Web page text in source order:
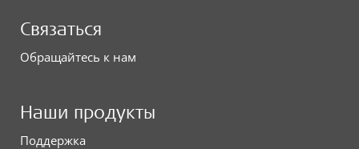
Связаться
Обращайтесь к нам
Наши продукты
Поддержка